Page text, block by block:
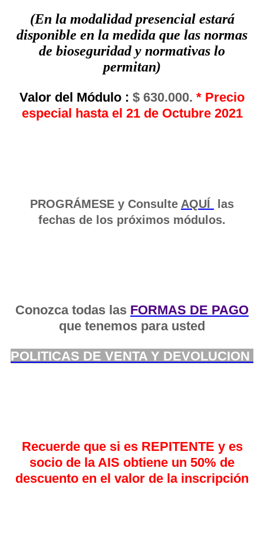
(En la modalidad presencial estará
disponible en la medida que las normas
de bioseguridad y normativas lo
permitan)
Valor del Módulo : $ 630.000. * Precio
especial hasta el 21 de Octubre 2021
PROGRÁMESE y Consulte AQUÍ
las
fechas de los próximos módulos.
Conozca todas las FORMAS DE PAGO
que tenemos para usted
POLITICAS DE VENTA Y DEVOLUCION
Recuerde que si es REPITENTE y es
socio de la AIS obtiene un 50% de
descuento en el valor de la inscripción